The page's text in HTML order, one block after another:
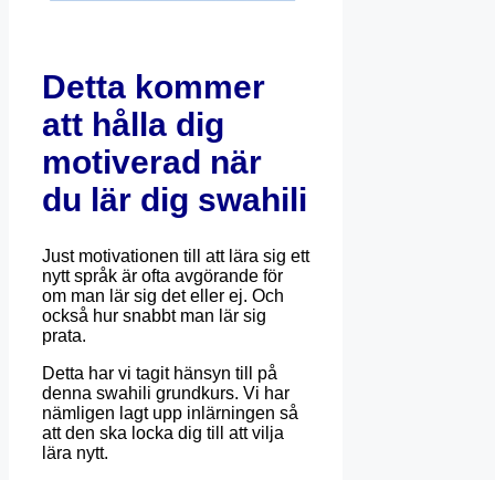
Detta kommer
att hålla dig
motiverad när
du lär dig swahili
Just motivationen till att lära sig ett
nytt språk är ofta avgörande för
om man lär sig det eller ej. Och
också hur snabbt man lär sig
prata.
Detta har vi tagit hänsyn till på
denna swahili grundkurs. Vi har
nämligen lagt upp inlärningen så
att den ska locka dig till att vilja
lära nytt.